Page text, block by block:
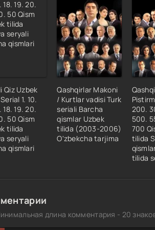
Qism
Qism
Qism
Qism
Qism
Qism
Qism
Qism
Qism
Qism
Qiz Uzbek
1. 10.
18. 19. 20.
50 Qism
tilida
seryali
qismlari
Qashqirlar Makoni
/ Kurtlar vadisi Turk
seriali Barcha
qismlar Uzbek
tilida (2003-2006)
O'zbekcha tarjima
200.
500.
700
tilida
tilida
длина комментария - 20